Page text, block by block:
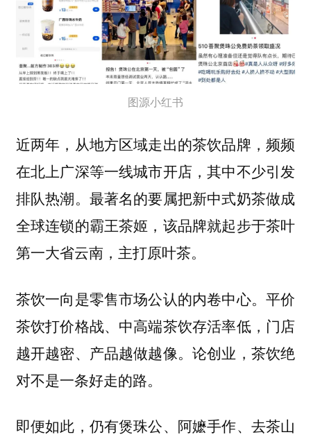
图源小红书
近两年，从地方区域走出的茶饮品牌，频频
在北上广深等一线城市开店，其中不少引发
排队热潮。最著名的要属把新中式奶茶做成
全球连锁的霸王茶姬，该品牌就起步于茶叶
第一大省云南，主打原叶茶。
茶饮一向是零售市场公认的内卷中心。平价
茶饮打价格战、中高端茶饮存活率低，门店
越开越密、产品越做越像。论创业，茶饮绝
对不是一条好走的路。
即便如此，仍有煲珠公、阿嬷手作、去茶山